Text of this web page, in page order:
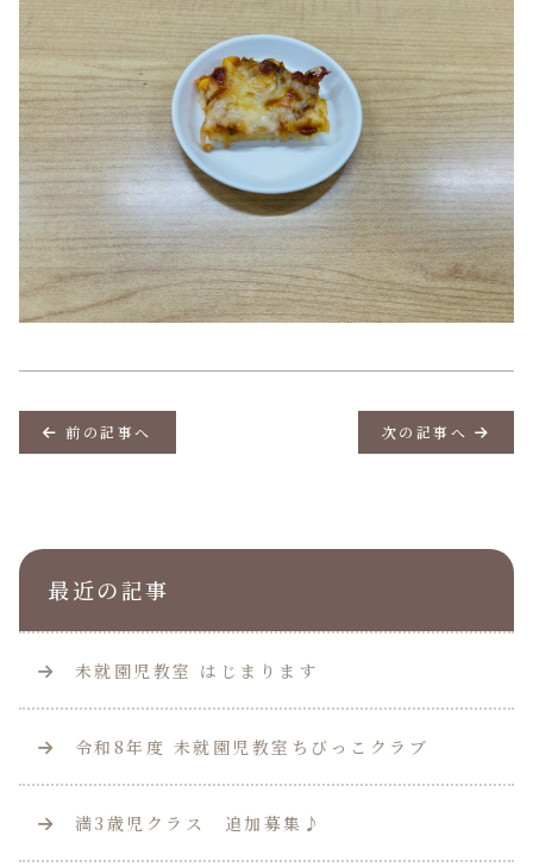
前の記事へ 次の記事へ
最近の記事
未就園児教室 はじまります
令和8年度 未就園児教室ちびっこクラブ
満3歳児クラス 追加募集♪